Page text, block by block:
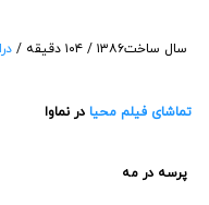
‏سال ساخت۱۳۸۶ / ۱۰۴ دقیقه /
تماشای فیلم محیا در نماوا
‏پرسه در مه